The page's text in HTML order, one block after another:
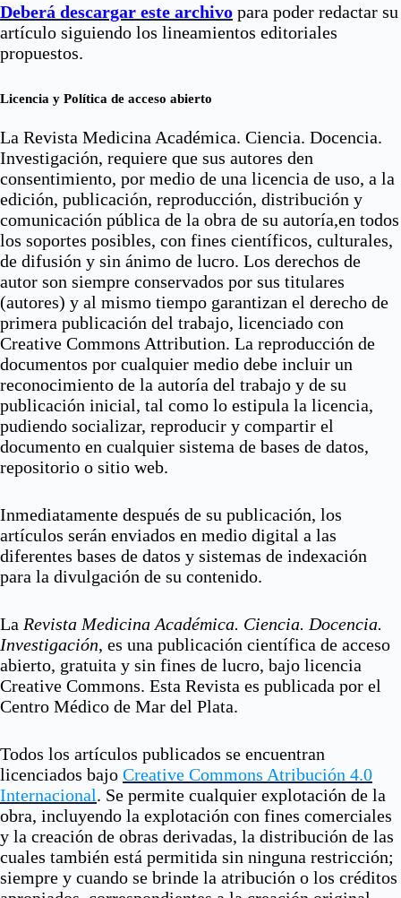
Deberá descargar este archivo para poder redactar su
artículo siguiendo los lineamientos editoriales
propuestos.
Licencia y Política de acceso abierto
La Revista Medicina Académica. Ciencia. Docencia.
Investigación, requiere que sus autores den
consentimiento, por medio de una licencia de uso, a la
edición, publicación, reproducción, distribución y
comunicación pública de la obra de su autoría,en todos
los soportes posibles, con fines científicos, culturales,
de difusión y sin ánimo de lucro. Los derechos de
autor son siempre conservados por sus titulares
(autores) y al mismo tiempo garantizan el derecho de
primera publicación del trabajo, licenciado con
Creative Commons Attribution. La reproducción de
documentos por cualquier medio debe incluir un
reconocimiento de la autoría del trabajo y de su
publicación inicial, tal como lo estipula la licencia,
pudiendo socializar, reproducir y compartir el
documento en cualquier sistema de bases de datos,
repositorio o sitio web.
Inmediatamente después de su publicación, los
artículos serán enviados en medio digital a las
diferentes bases de datos y sistemas de indexación
para la divulgación de su contenido.
La Revista Medicina Académica. Ciencia. Docencia.
Investigación, es una publicación científica de acceso
abierto, gratuita y sin fines de lucro, bajo licencia
Creative Commons. Esta Revista es publicada por el
Centro Médico de Mar del Plata.
Todos los artículos publicados se encuentran
licenciados bajo Creative Commons Atribución 4.0
Internacional. Se permite cualquier explotación de la
obra, incluyendo la explotación con fines comerciales
y la creación de obras derivadas, la distribución de las
cuales también está permitida sin ninguna restricción;
siempre y cuando se brinde la atribución o los créditos